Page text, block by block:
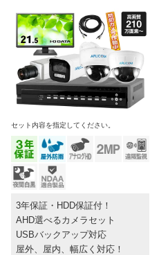
セット内容を指定してください。
3年保証・HDD保証付！
AHD選べるカメラセット
USBバックアップ対応
屋外、屋内、幅広く対応！